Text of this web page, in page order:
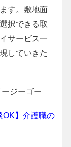
す。敷地面
択できる取
サービス一
していきた
ジーゴー
OK】介護職の